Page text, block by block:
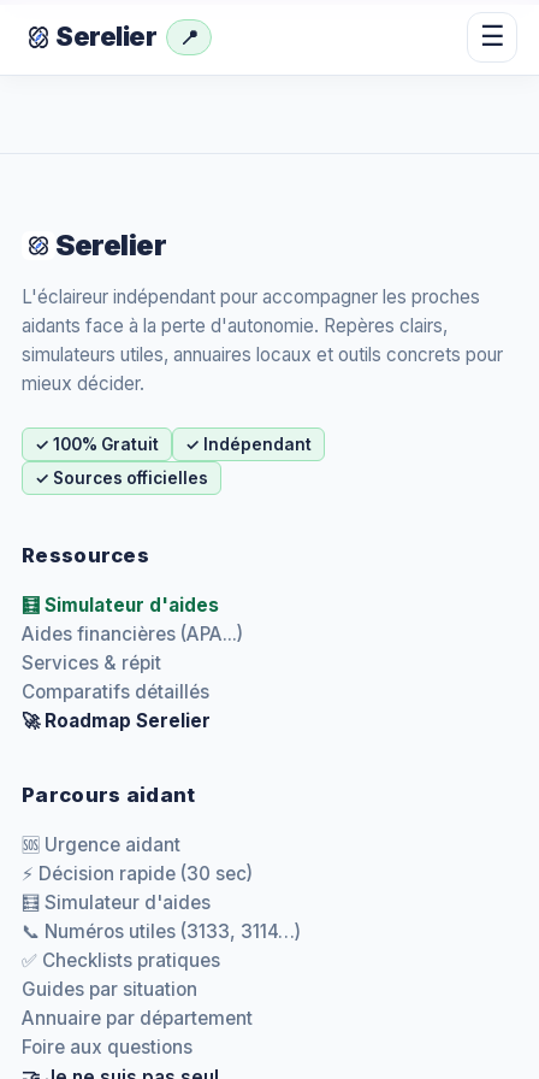
Serelier 📍 ☰
Serelier
L'éclaireur indépendant pour accompagner les proches
aidants face à la perte d'autonomie. Repères clairs,
simulateurs utiles, annuaires locaux et outils concrets pour
mieux décider.
✓ 100% Gratuit
✓ Indépendant
✓ Sources officielles
Ressources
🧮 Simulateur d'aides
Aides financières (APA...)
Services & répit
Comparatifs détaillés
🚀 Roadmap Serelier
Parcours aidant
🆘 Urgence aidant
⚡ Décision rapide (30 sec)
🧮 Simulateur d'aides
📞 Numéros utiles (3133, 3114…)
✅ Checklists pratiques
Guides par situation
Annuaire par département
Foire aux questions